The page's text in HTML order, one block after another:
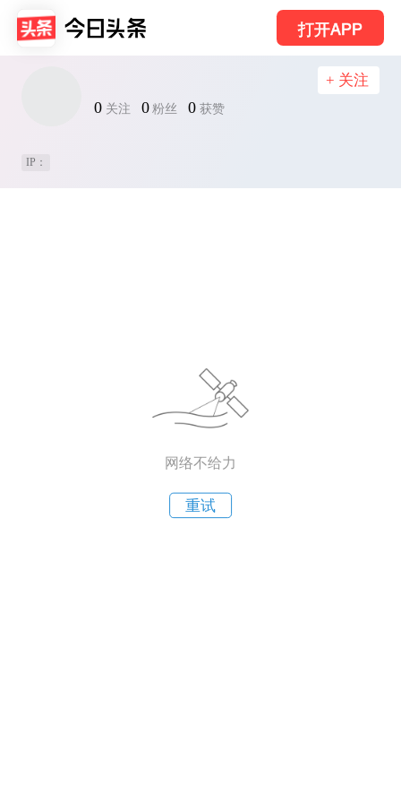
打开APP
0 关注 0 粉丝 0 获赞
+ 关注
IP：
网络不给力
重试